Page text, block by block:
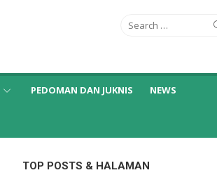
Search
PEDOMAN DAN JUKNIS NEWS
TOP POSTS & HALAMAN